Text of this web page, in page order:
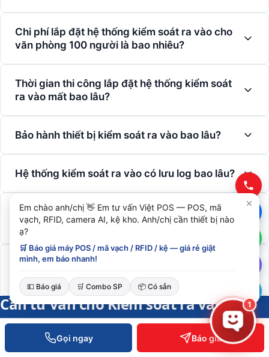
Gọi ngay Báo giá
Chi phí lắp đặt hệ thống kiểm soát ra vào cho
văn phòng 100 người là bao nhiêu?
Thời gian thi công lắp đặt hệ thống kiểm soát
ra vào mất bao lâu?
Bảo hành thiết bị kiểm soát ra vào bao lâu?
Hệ thống kiểm soát ra vào có lưu log bao lâu?
Có thể mở rộng hệ thống kiểm soát ra vào khi
công ty tăng nhân sự không?
Hệ thống kiểm soát ra vào có tích hợp camera
để truy vết sự cố không?
Cần tư vấn cho Kiểm soát ra vào?
Đội ngũ Việt POS phản hồi trong 30 phút. Khảo sát
miễn phí, báo giá trong ngày.
1
Em chào anh/chị 👋 Em tư vấn Việt POS — POS, mã
vạch, RFID, camera AI, kệ kho. Anh/chị cần thiết bị nào
ạ?
🛒 Báo giá máy POS / mã vạch / RFID / kệ — giá rẻ giật
mình, em báo nhanh!
💵 Báo giá 🛒 Combo SP 📦 Có sẵn